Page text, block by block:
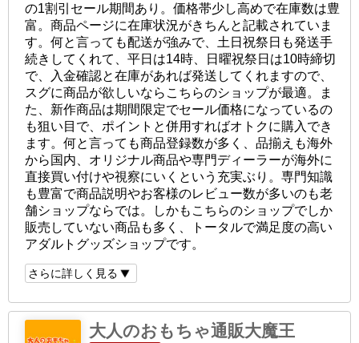
の1割引セール期間あり。価格帯少し高めで在庫数は豊
富。商品ページに在庫状況がきちんと記載されていま
す。何と言っても配送が強みで、土日祝祭日も発送手
続きしてくれて、平日は14時、日曜祝祭日は10時締切
で、入金確認と在庫があれば発送してくれますので、
スグに商品が欲しいならこちらのショップが最適。ま
た、新作商品は期間限定でセール価格になっているの
も狙い目で、ポイントと併用すればオトクに購入でき
ます。何と言っても商品登録数が多く、品揃えも海外
から国内、オリジナル商品や専門ディーラーが海外に
直接買い付けや視察にいくという充実ぶり。専門知識
も豊富で商品説明やお客様のレビュー数が多いのも老
舗ショップならでは。しかもこちらのショップでしか
販売していない商品も多く、トータルで満足度の高い
アダルトグッズショップです。
さらに詳しく見る
大人のおもちゃ通販大魔王